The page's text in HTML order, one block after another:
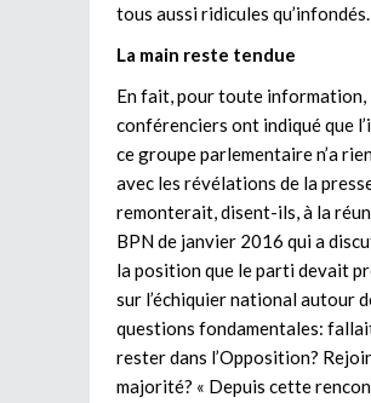
tous aussi ridicules qu’infondés.
La main reste tendue
En fait, pour toute information,
conférenciers ont indiqué que
ce groupe parlementaire n’a
avec les révélations de la
remonterait, disent-ils, à la
BPN de janvier 2016 qui a
la position que le parti devait
sur l’échiquier national autour
questions fondamentales:
rester dans l’Opposition?
majorité? « Depuis cette